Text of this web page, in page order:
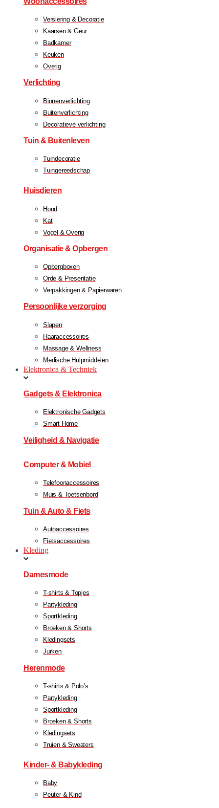
Versiering & Decoratie
Kaarsen & Geur
Badkamer
Keuken
Overig
Verlichting
Binnenverlichting
Buitenverlichting
Decoratieve verlichting
Tuin & Buitenleven
Tuindecoratie
Tuingereedschap
Huisdieren
Hond
Kat
Vogel & Overig
Organisatie & Opbergen
Opbergboxen
Orde & Presentatie
Verpakkingen & Papierwaren
Persoonlijke verzorging
Slapen
Haaraccessoires
Massage & Wellness
Medische Hulpmiddelen
Elektronica & Techniek
Gadgets & Elektronica
Elektronische Gadgets
Smart Home
Veiligheid & Navigatie
Computer & Mobiel
Telefoonaccessoires
Muis & Toetsenbord
Tuin & Auto & Fiets
Autoaccessoires
Fietsaccessoires
Kleding
Damesmode
T-shirts & Topjes
Partykleding
Sportkleding
Broeken & Shorts
Kledingsets
Jurken
Herenmode
T-shirts & Polo’s
Partykleding
Sportkleding
Broeken & Shorts
Kledingsets
Truien & Sweaters
Kinder- & Babykleding
Baby
Peuter & Kind